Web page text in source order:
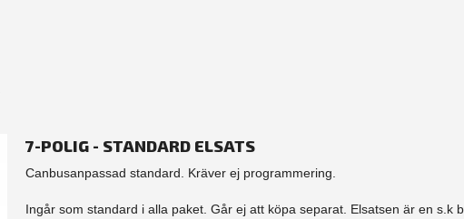
7-POLIG - STANDARD ELSATS
Canbusanpassad standard. Kräver ej programmering.
Ingår som standard i alla paket. Går ej att köpa separat. Elsatsen är en s.k